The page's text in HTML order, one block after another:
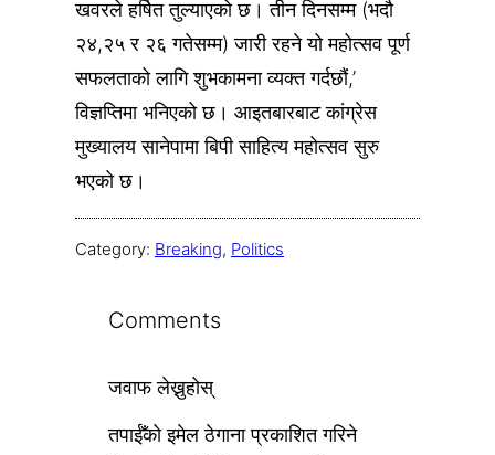
खवरले हर्षित तुल्याएको छ। तीन दिनसम्म (भदौ
२४,२५ र २६ गतेसम्म) जारी रहने यो महोत्सव पूर्ण
सफलताको लागि शुभकामना व्यक्त गर्दछौं,’
विज्ञप्तिमा भनिएको छ। आइतबारबाट कांग्रेस
मुख्यालय सानेपामा बिपी साहित्य महोत्सव सुरु
भएको छ।
Category: Breaking, Politics
Comments
जवाफ लेख्नुहोस्
तपाईँको इमेल ठेगाना प्रकाशित गरिने